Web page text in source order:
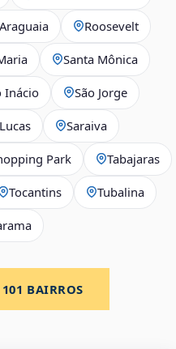
Roosevelt
Santa Mônica
Inácio São Jorge
Saraiva
Park Tabajaras
Tocantins Tubalina
101 BAIRROS